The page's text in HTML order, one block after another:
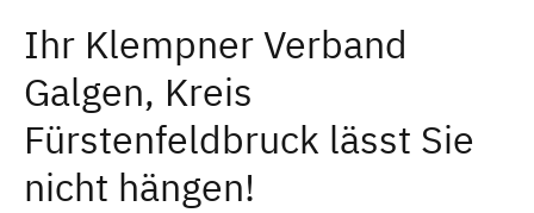
Ihr Klempner Verband
Galgen, Kreis
Fürstenfeldbruck lässt Sie
nicht hängen!